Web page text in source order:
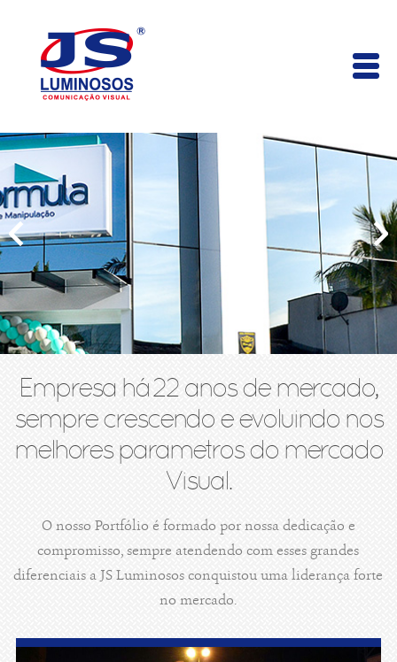
Empresa há 22 anos de mercado,
sempre crescendo e evoluindo nos
melhores parametros do mercado
Visual.
O nosso Portfólio é formado por nossa dedicação e
compromisso, sempre atendendo com esses grandes
diferenciais a JS Luminosos conquistou uma liderança forte
no mercado.